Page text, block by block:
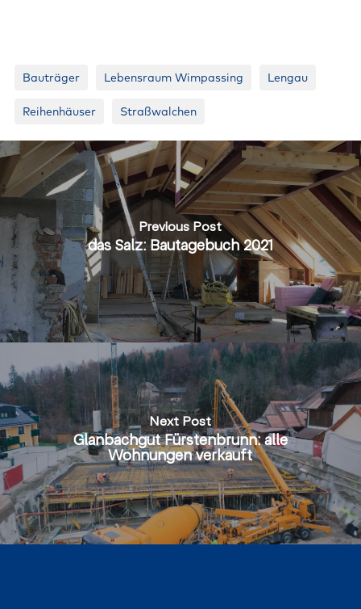
Bauträger Lebensraum Wimpassing Lengau
Reihenhäuser Straßwalchen
Previous Post
das Salz: Bautagebuch 2021
Next Post
Glanbachgut Fürstenbrunn: alle
Wohnungen verkauft